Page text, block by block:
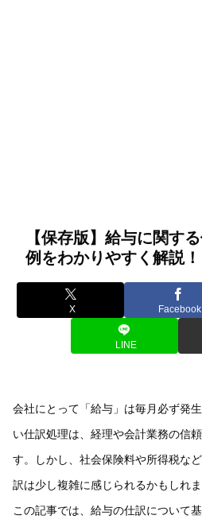
【保存版】給与に関す
例をわかりやすく解説！
X Facebook
LINE
会社にとって「給与」は毎月必ず発
い仕訳処理は、経理や会計業務の信
す。しかし、社会保険料や所得税な
訳は少し複雑に感じられるかもしれま
この記事では、給与の仕訳について